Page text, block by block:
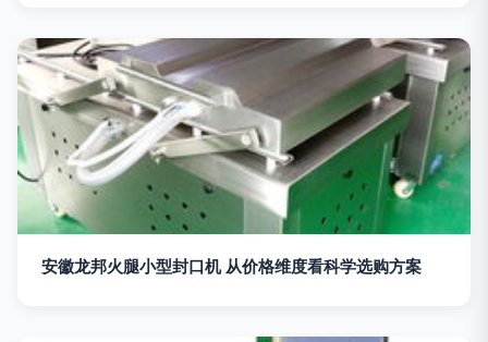
安徽龙邦火腿小型封口机 从价格维度看科学选购方案